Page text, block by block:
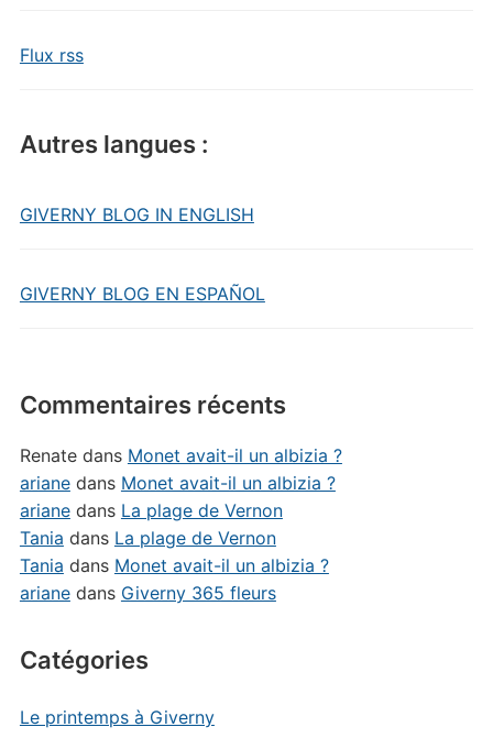
Flux rss
Autres langues :
GIVERNY BLOG IN ENGLISH
GIVERNY BLOG EN ESPAÑOL
Commentaires récents
Renatedans Monet avait-il un albizia ?
arianedans Monet avait-il un albizia ?
arianedans La plage de Vernon
Tania dans La plage de Vernon
Tania dans Monet avait-il un albizia ?
arianedans Giverny 365 fleurs
Catégories
Le printemps à Giverny